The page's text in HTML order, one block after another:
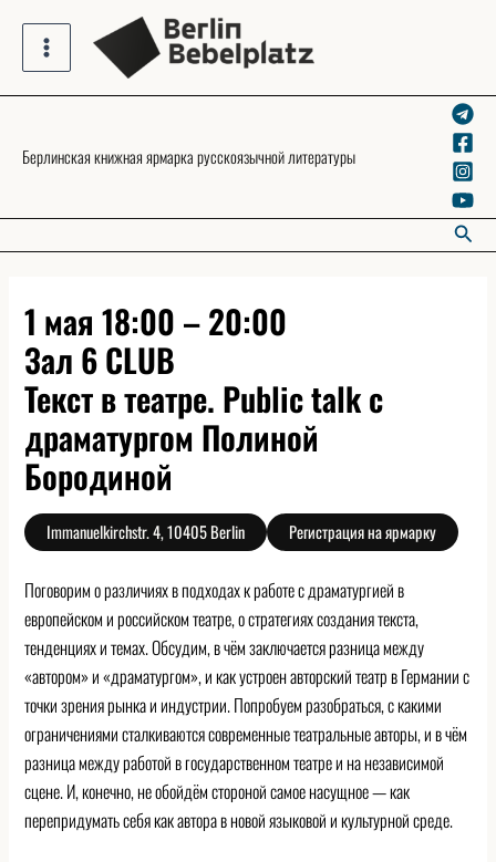
content Main
Берлинская книжная ярмарка русскоязычной литературы
1 мая 18:00 – 20:00
Зал 6 CLUB
Текст в театре. Public talk с
драматургом Полиной
Бородиной
Immanuelkirchstr. 4, 10405 Berlin Регистрация на ярмарку
Поговорим о различиях в подходах к работе с драматургией в
европейском и российском театре, о стратегиях создания текста,
тенденциях и темах. Обсудим, в чём заключается разница между
«автором» и «драматургом», и как устроен авторский театр в Германии с
точки зрения рынка и индустрии. Попробуем разобраться, с какими
ограничениями сталкиваются современные театральные авторы, и в чём
разница между работой в государственном театре и на независимой
сцене. И, конечно, не обойдём стороной самое насущное — как
перепридумать себя как автора в новой языковой и культурной среде.